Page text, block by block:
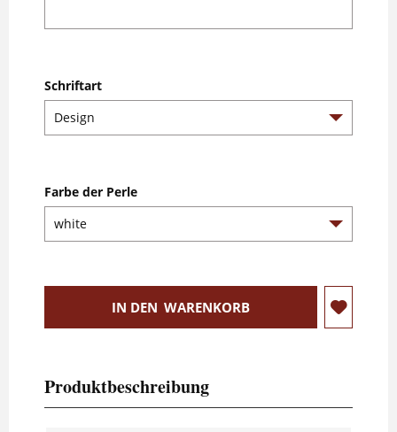
Schriftart
Farbe der Perle
IN DEN WARENKORB
Produktbeschreibung